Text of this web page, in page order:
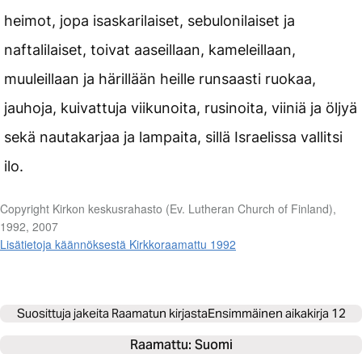
heimot, jopa isaskarilaiset, sebulonilaiset ja
naftalilaiset, toivat aaseillaan, kameleillaan,
muuleillaan ja härillään heille runsaasti ruokaa,
jauhoja, kuivattuja viikunoita, rusinoita, viiniä ja öljyä
sekä nautakarjaa ja lampaita, sillä Israelissa vallitsi
ilo.
Copyright Kirkon keskusrahasto (Ev. Lutheran Church of Finland),
1992, 2007
Lisätietoja käännöksestä Kirkkoraamattu 1992
Suosittuja jakeita Raamatun kirjastaEnsimmäinen aikakirja 12
Raamattu: Suomi